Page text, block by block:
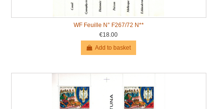
WF Feuille N° F267/72 N**
€18.00
Add to basket